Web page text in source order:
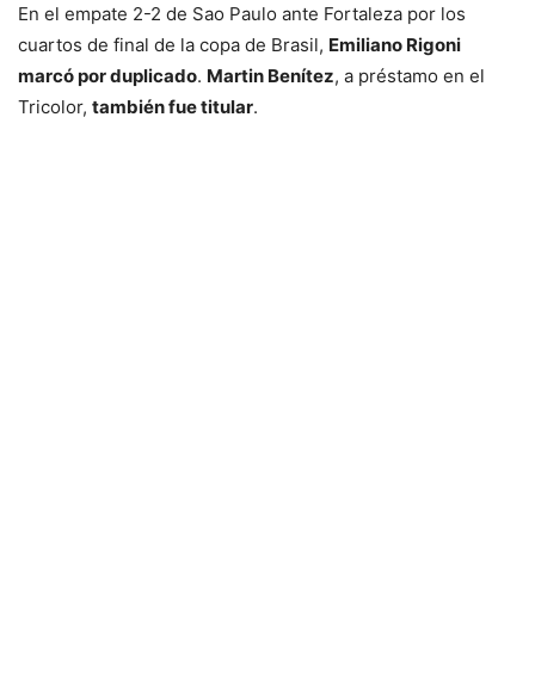
En el empate 2-2 de Sao Paulo ante Fortaleza por los
cuartos de final de la copa de Brasil, Emiliano Rigoni
marcó por duplicado. Martin Benítez, a préstamo en el
Tricolor, también fue titular.